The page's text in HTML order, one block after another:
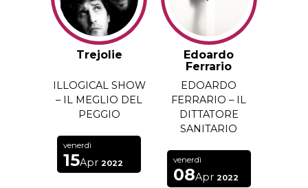
Trejolie
ILLOGICAL SHOW
– IL MEGLIO DEL
PEGGIO
venerdì
15Apr 2022
Edoardo
Ferrario
EDOARDO
FERRARIO – IL
DITTATORE
SANITARIO
venerdì
08Apr 2022